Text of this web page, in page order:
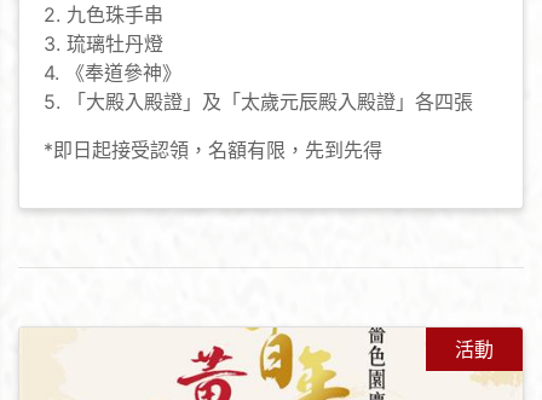
2. 九色珠手串
3. 琉璃牡丹燈
4. 《奉道參神》
5. 「大殿入殿證」及「太歲元辰殿入殿證」各四張
*即日起接受認領，名額有限，先到先得
活動